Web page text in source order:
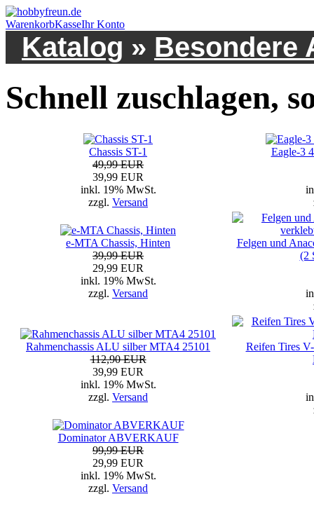
WarenkorbKasseIhr Konto
Katalog » Besondere
Schnell zuschlagen,
Chassis ST-1
49,99 EUR
39,99 EUR
inkl. 19% MwSt.
zzgl. Versand
Eagle-3
e-MTA Chassis, Hinten
39,99 EUR
29,99 EUR
inkl. 19% MwSt.
zzgl. Versand
Felgen und
(2
Rahmenchassis ALU silber MTA4 25101
112,90 EUR
39,99 EUR
inkl. 19% MwSt.
zzgl. Versand
Reifen Tires
Dominator ABVERKAUF
99,99 EUR
29,99 EUR
inkl. 19% MwSt.
zzgl. Versand